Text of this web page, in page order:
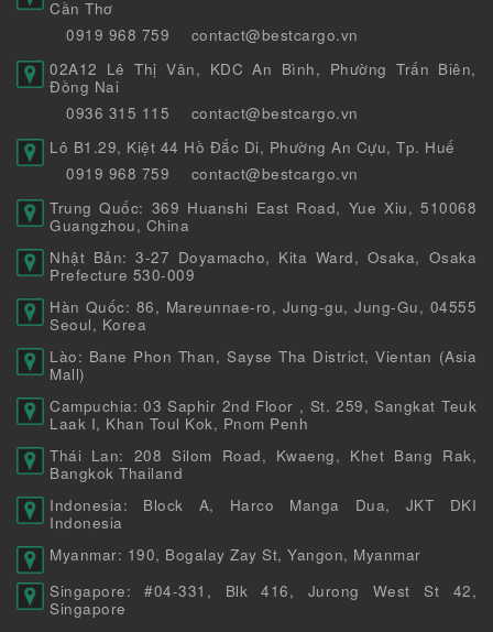
Cần Thơ
0919 968 759
contact@bestcargo.vn
02A12 Lê Thị Vân, KDC An Bình, Phường Trấn Biên,
Đồng Nai
0936 315 115
contact@bestcargo.vn
Lô B1.29, Kiệt 44 Hồ Đắc Di, Phường An Cựu, Tp. Huế
0919 968 759
contact@bestcargo.vn
Trung Quốc: 369 Huanshi East Road, Yue Xiu, 510068
Guangzhou, China
Nhật Bản: 3-27 Doyamacho, Kita Ward, Osaka, Osaka
Prefecture 530-009
Hàn Quốc: 86, Mareunnae-ro, Jung-gu, Jung-Gu, 04555
Seoul, Korea
Lào: Bane Phon Than, Sayse Tha District, Vientan (Asia
Mall)
Campuchia: 03 Saphir 2nd Floor , St. 259, Sangkat Teuk
Laak I, Khan Toul Kok, Pnom Penh
Thái Lan: 208 Silom Road, Kwaeng, Khet Bang Rak,
Bangkok Thailand
Indonesia: Block A, Harco Manga Dua, JKT DKI
Indonesia
Myanmar: 190, Bogalay Zay St, Yangon, Myanmar
Singapore: #04-331, Blk 416, Jurong West St 42,
Singapore